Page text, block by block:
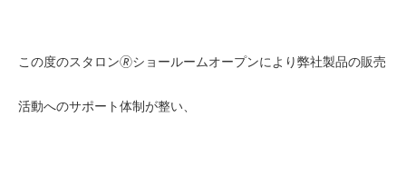
この度のスタロン🄬ショールームオープンにより弊社製品の販売
活動へのサポート体制が整い、